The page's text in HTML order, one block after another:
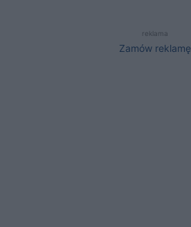
reklama
Zamów reklamę